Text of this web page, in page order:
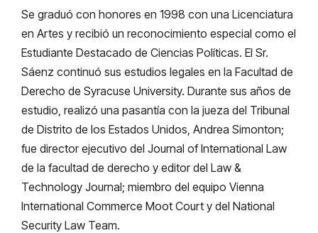
Se graduó con honores en 1998 con una Licenciatura
en Artes y recibió un reconocimiento especial como el
Estudiante Destacado de Ciencias Políticas. El Sr.
Sáenz continuó sus estudios legales en la Facultad de
Derecho de Syracuse University. Durante sus años de
estudio, realizó una pasantía con la jueza del Tribunal
de Distrito de los Estados Unidos, Andrea Simonton;
fue director ejecutivo del Journal of International Law
de la facultad de derecho y editor del Law &
Technology Journal; miembro del equipo Vienna
International Commerce Moot Court y del National
Security Law Team.